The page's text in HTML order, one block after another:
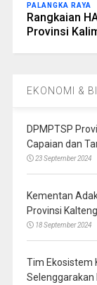
PALANGKA RAYA
Rangkaian
Provinsi
EKONOMI &
DPMPTSP
Capaian dan
23 September 2024
Kementan
Provinsi
18 September 2024
Tim Ekosistem
Selenggarakan